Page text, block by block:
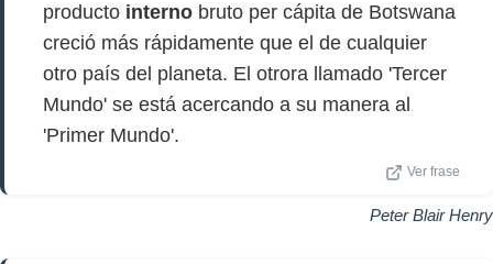
producto interno bruto per cápita de Botswana
creció más rápidamente que el de cualquier
otro país del planeta. El otrora llamado 'Tercer
Mundo' se está acercando a su manera al
'Primer Mundo'.
Ver frase
Peter Blair Henry